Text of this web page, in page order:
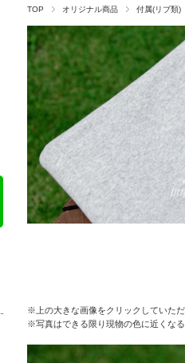
TOP オリジナル商品 付属(リブ類)
※上の大きな画像をクリックしていた
※写真はできる限り現物の色に近くな